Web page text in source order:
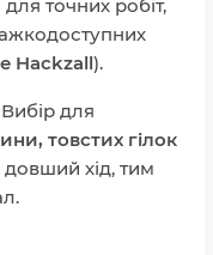
точних робіт,
Hackzall).
Вибір для
товстих гілок
хід, тим